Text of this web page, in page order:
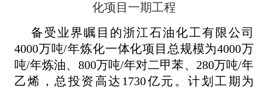
化项目一期工程
备受业界瞩目的浙江石油化工有限公司
4000万吨/年炼化一体化项目总规模为4000万
吨/年炼油、800万吨/年对二甲苯、280万吨/年
乙烯，总投资高达1730亿元。计划工期为